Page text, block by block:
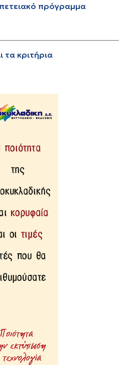
πρόγραμμα
τα κριτήρια